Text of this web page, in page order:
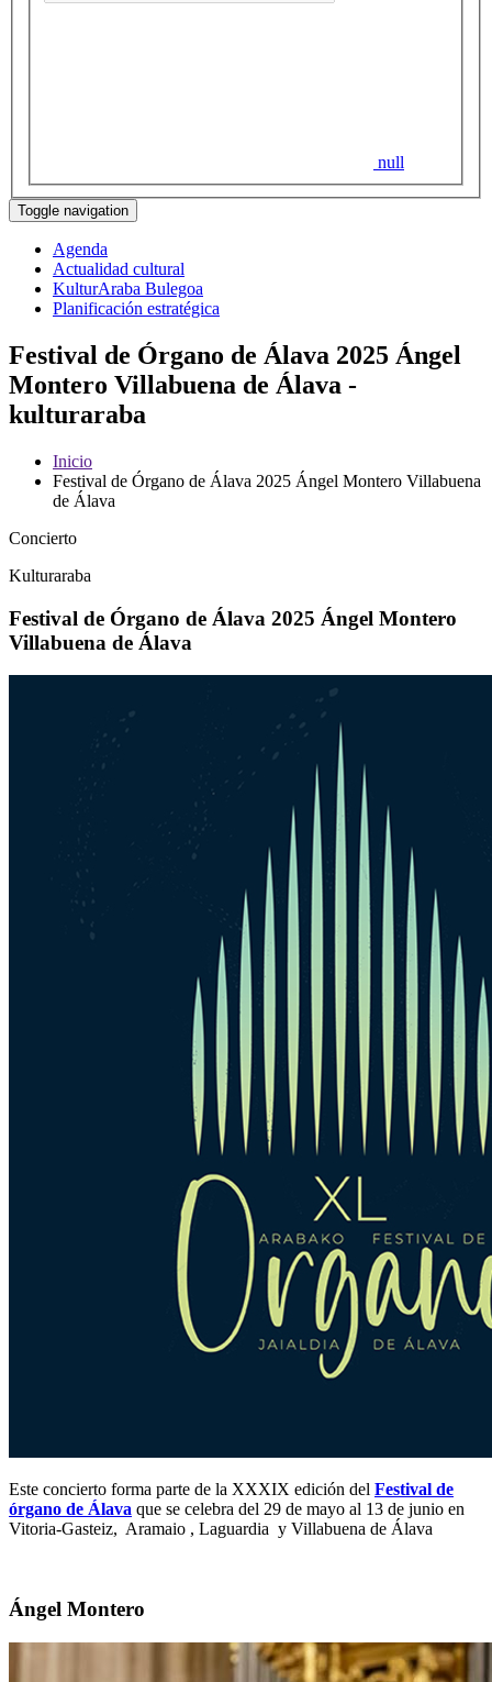
null
Toggle navigation
Agenda
Actualidad cultural
KulturAraba Bulegoa
Planificación estratégica
Festival de Órgano de Álava 2025 Ángel
Montero Villabuena de Álava -
kulturaraba
Inicio
Festival de Órgano de Álava 2025 Ángel Montero Villabuena
de Álava
Concierto
Kulturaraba
Festival de Órgano de Álava 2025 Ángel Montero
Villabuena de Álava
Este concierto forma parte de la XXXIX edición del Festival de
órgano de Álava que se celebra del 29 de mayo al 13 de junio en
Vitoria-Gasteiz, Aramaio , Laguardia y Villabuena de Álava
Ángel Montero